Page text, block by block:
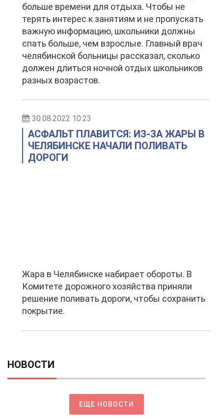
больше времени для отдыха. Чтобы не
терять интерес к занятиям и не пропускать
важную информацию, школьники должны
спать больше, чем взрослые. Главный врач
челябинской больницы рассказал, сколько
должен длиться ночной отдых школьников
разных возрастов.
30.08.2022 10:23
АСФАЛЬТ ПЛАВИТСЯ: ИЗ-ЗА ЖАРЫ В
ЧЕЛЯБИНСКЕ НАЧАЛИ ПОЛИВАТЬ
ДОРОГИ
Жара в Челябинске набирает обороты. В
Комитете дорожного хозяйства приняли
решение поливать дороги, чтобы сохранить
покрытие.
НОВОСТИ
ЕЩЕ НОВОСТИ